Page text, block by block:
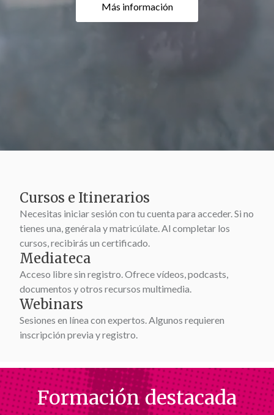
Más información
Cursos e Itinerarios
Necesitas iniciar sesión con tu cuenta para acceder. Si no
tienes una, genérala y matricúlate. Al completar los
cursos, recibirás un certificado.
Mediateca
Acceso libre sin registro. Ofrece vídeos, podcasts,
documentos y otros recursos multimedia.
Webinars
Sesiones en línea con expertos. Algunos requieren
inscripción previa y registro.
Formación destacada